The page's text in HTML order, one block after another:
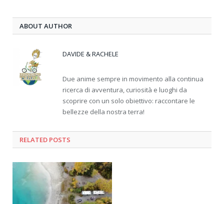
ABOUT AUTHOR
DAVIDE & RACHELE
Due anime sempre in movimento alla continua
ricerca di avventura, curiosità e luoghi da
scoprire con un solo obiettivo: raccontare le
bellezze della nostra terra!
RELATED POSTS